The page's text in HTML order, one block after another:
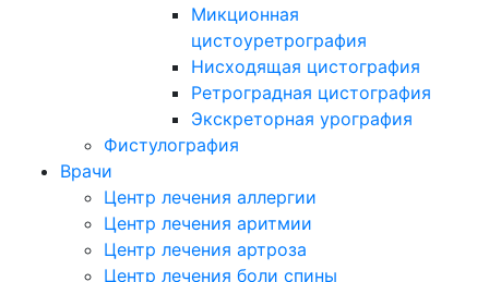
Микционная
цистоуретрография
Нисходящая цистография
Ретроградная цистография
Экскреторная урография
Фистулография
Врачи
Центр лечения аллергии
Центр лечения аритмии
Центр лечения артроза
Центр лечения боли спины